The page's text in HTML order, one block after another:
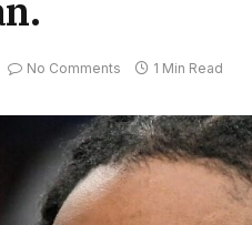
No Comments 1 Min Read